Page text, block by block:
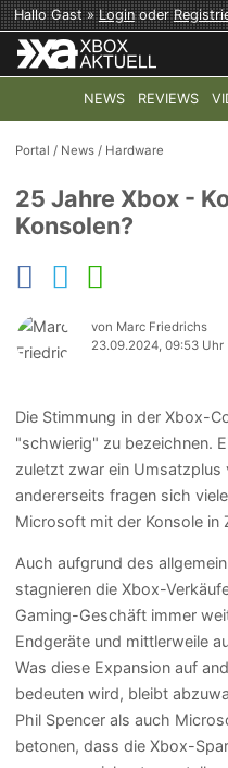
Hallo Gast »Loginoder
NEWS REVIEWS
TOP-THEMEN: COD:
Portal / News / Hardware
25 Jahre Xbox -
Konsolen?
von Marc Friedrichs
23.09.2024, 09:53 Uhr
Die Stimmung in der Xbox-
"schwierig" zu bezeichnen.
zuletzt zwar ein Umsatzplus
andererseits fragen sich
Microsoft mit der Konsole in
Auch aufgrund des
stagnieren die Xbox-
Gaming-Geschäft immer
Endgeräte und mittlerweile
Was diese Expansion auf
bedeuten wird, bleibt
Phil Spencer als auch
betonen, dass die Xbox-